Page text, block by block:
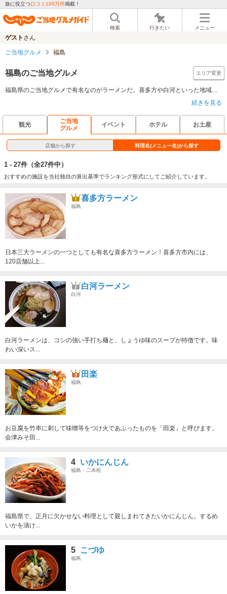
旅に役立つ口コミ100万件掲載！
検索 行きたい メニュー
ゲスト さん
ご当地グルメ 福島
福島のご当地グルメ エリア変更
福島県のご当地グルメで有名なのがラーメンだ。喜多方や白河といった地域では、?油ベースのあっさりラーメンを食べることが出来るので、有名店を食べ歩きなどしてみるのがオススメだ。また、会津ではカツ丼やそばが有名だ。福島市では、円盤ギョーザなど気軽に食べられるグルメが多いので、観光地を回りがてら、それらのお店巡りをすれば、旅の楽しみも増えることだろう。
続きを見る
観光
ご当地
グルメ
イベント ホテル お土産
店舗から探す 料理名(メニュー名)から探す
1 - 27件 （全27件中）
おすすめの施設を当社独自の算出基準でランキング形式にしてご紹介しています。
喜多方ラーメン
福島
日本三大ラーメンの一つとしても有名な喜多方ラーメン！喜多方市内には、
120店舗以上...
白河ラーメン
白河
白河ラーメンは、コシの強い手打ち麺と、しょうゆ味のスープが特徴です。味
わい深いス...
田楽
福島
お豆腐を竹串に刺して味噌等をつけ火であぶったものを「田楽」と呼びます。
会津みそ田...
4 いかにんじん
福島・二本松
福島県で、正月に欠かせない料理として親しまれてきたいかにんじん。するめ
いかを漬け...
5 こづゆ
福島